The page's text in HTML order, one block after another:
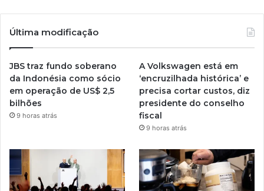
Última modificação
JBS traz fundo soberano
da Indonésia como sócio
em operação de US$ 2,5
bilhões
9 horas atrás
A Volkswagen está em
‘encruzilhada histórica’ e
precisa cortar custos, diz
presidente do conselho
fiscal
9 horas atrás